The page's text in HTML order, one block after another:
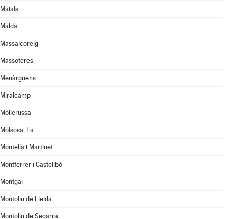
Maials
Maldà
Massalcoreig
Massoteres
Menàrguens
Miralcamp
Mollerussa
Molsosa, La
Montellà i Martinet
Montferrer i Castellbò
Montgai
Montoliu de Lleida
Montoliu de Segarra